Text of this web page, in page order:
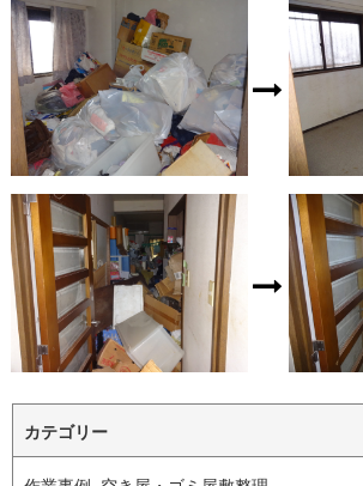
カテゴリー